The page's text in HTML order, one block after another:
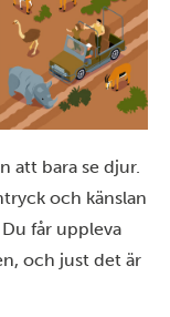
att bara se djur.
och känslan
får uppleva
och just det är